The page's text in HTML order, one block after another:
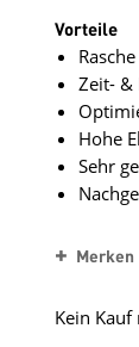
Vorteile
Zeit- &
Hohe
Sehr
Merken
Kein